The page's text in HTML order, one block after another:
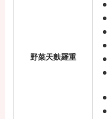
野菜天麩羅重